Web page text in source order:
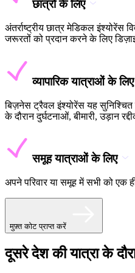
छात्रों के लिए
अंतर्राष्ट्रीय छात्र मेडिकल
जरूरतों को प्रदान करने के लिए
व्यापारिक यात्राओं के लिए
बिज़नेस ट्रैवल इंश्योरेंस यह सुनिश्चित
के दौरान दुर्घटनाओं, बीमारी, उड़ान
समूह यात्राओं के लिए
अपने परिवार या समूह में सभी को एक
मुफ़्त कोट प्राप्त करें
दूसरे देश की यात्रा के